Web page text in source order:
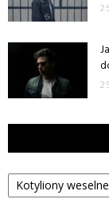
Kategorie